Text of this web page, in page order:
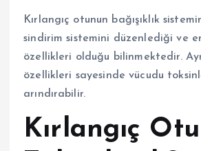
Kırlangıç otunun bağışıklık
sindirim sistemini düzenlediği ve
özellikleri olduğu bilinmektedir.
özellikleri sayesinde vücudu
arındırabilir.
Kırlangıç